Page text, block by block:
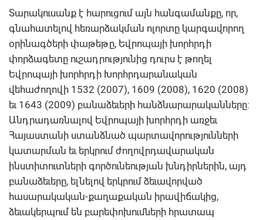
Տարակուսանք է հարուցում այն հանգամանքը, որ,
գնահատելով հեռարձակման ոլորտը կարգավորող
օրինագծերի փաթեթը, Եվրոպայի խորհրդի
փորձագետը ուշադրությունից դուրս է թողել
Եվրոպայի խորհրդի Խորհրդարանական
վեհաժողովի 1532 (2007), 1609 (2008), 1620 (2008)
եւ 1643 (2009) բանաձեւերի հանձնարարականները:
Անդրադառնալով Եվրոպայի խորհրդի առջեւ
Հայաստանի ստանձնած պարտավորությունների
կատարման եւ երկրում ժողովրդավարական
ինստիտուտների գործունեության խնդիրներին, այդ
բանաձեւերը, ելնելով երկրում ձեւավորված
հասարակական-քաղաքական իրավիճակից,
ձեւակերպում են բարեփոխումների հրատապ